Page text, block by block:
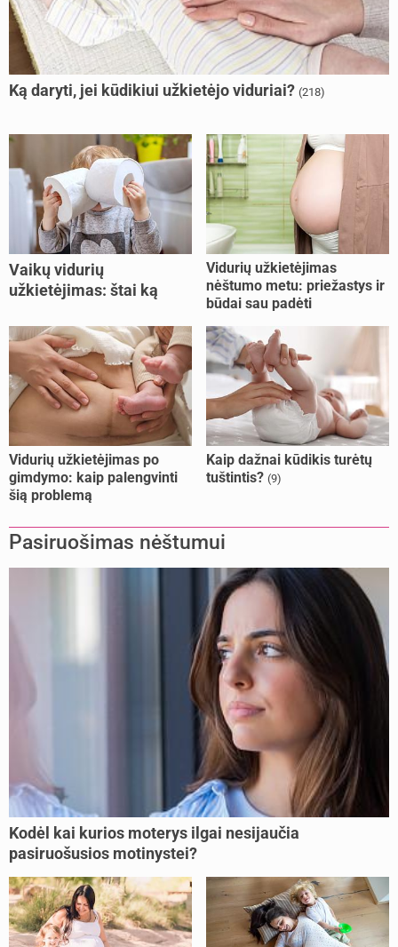
Ką daryti, jei kūdikiui užkietėjo viduriai? (218)
Vaikų vidurių
užkietėjimas: štai ką
Vidurių užkietėjimas
nėštumo metu: priežastys ir
būdai sau padėti
Vidurių užkietėjimas po
gimdymo: kaip palengvinti
šią problemą
Kaip dažnai kūdikis turėtų
tuštintis? (9)
Pasiruošimas nėštumui
Kodėl kai kurios moterys ilgai nesijaučia
pasiruošusios motinystei?